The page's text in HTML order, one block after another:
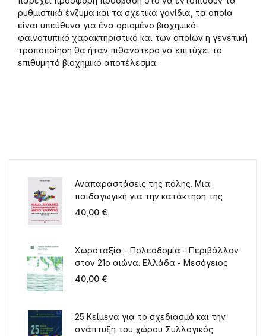
ρυθμιστικά ένζυμα και τα σχετικά γονίδια, τα οποία
είναι υπεύθυνα για ένα ορισμένο βιοχημικό-
φαινοτυπικό χαρακτηριστικό και των οποίων η γενετική
τροποποίηση θα ήταν πιθανότερο να επιτύχει το
επιθυμητό βιοχημικό αποτέλεσμα.
Αναπαραστάσεις της πόλης. Μια
παιδαγωγική για την κατάκτηση της
πόλης
40,00 €
Χωροταξία - Πολεοδομία - Περιβάλλον
στον 21ο αιώνα. Ελλάδα - Μεσόγειος
40,00 €
25 Κείμενα για το σχεδιασμό και την
ανάπτυξη του χώρου Συλλογικός